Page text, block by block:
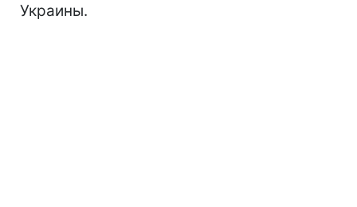
Украины.